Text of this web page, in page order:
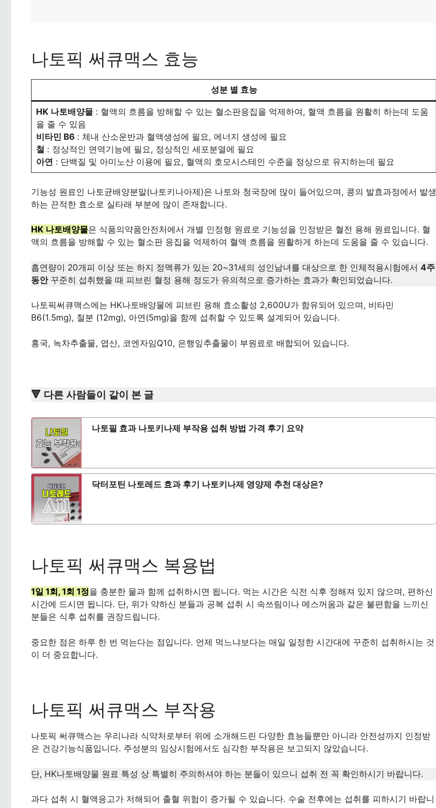
나토픽 써큐맥스 효능
성분 별 효능
HK 나토배양물: 혈액의 흐름을 방해할 수 있는 혈소판응집을 억제하여, 혈액 흐름을 원활히 하는데 도움
을 줄 수 있음
비타민 B6: 체내 산소운반과 혈액생성에 필요, 에너지 생성에 필요
철 : 정상적인 면역기능에 필요, 정상적인 세포분열에 필요
아연 : 단백질 및 아미노산 이용에 필요, 혈액의 호모시스테인 수준을 정상으로 유지하는데 필요
기능성 원료인 나토균배양분말(나토키나아제)은 나토와 청국장에 많이 들어있으며, 콩의 발효과정에서 발생
하는 끈적한 효소로 실타래 부분에 많이 존재합니다.
HK 나토배양물은 식품의약품안전처에서 개별 인정형 원료로 기능성을 인정받은 혈전 용해 원료입니다. 혈
액의 흐름을 방해할 수 있는 혈소판 응집을 억제하여 혈액 흐름을 원활하게 하는데 도움을 줄 수 있습니다.
흡연량이 20개피 이상 또는 하지 정맥류가 있는 20~31세의 성인남녀를 대상으로 한 인체적용시험에서 4주
동안꾸준히 섭취했을 때 피브린 혈정 용해 정도가 유의적으로 증가하는 효과가 확인되었습니다.
나토픽써큐맥스에는 HK나토배양물에 피브린 용해 효소활성 2,600U가 함유되어 있으며, 비타민
B6(1.5mg), 철분 (12mg), 아연(5mg)을 함께 섭취할 수 있도록 설계되어 있습니다.
홍국, 녹차추출물, 엽산, 코엔자임Q10, 은행잎추출물이 부원료로 배합되어 있습니다.
🔻 다른 사람들이 같이 본 글
나토필 효과 나토키나제 부작용 섭취 방법 가격 후기 요약
닥터포틴 나토레드 효과 후기 나토키나제 영양제 추천 대상은?
나토픽 써큐맥스 복용법
1일 1회, 1회 1정을 충분한 물과 함께 섭취하시면 됩니다. 먹는 시간은 식전 식후 정해져 있지 않으며, 편하신
시간에 드시면 됩니다. 단, 위가 약하신 분들과 공복 섭취 시 속쓰림이나 메스꺼움과 같은 불편함을 느끼신
분들은 식후 섭취를 권장드립니다.
중요한 점은 하루 한 번 먹는다는 점입니다. 언제 먹느냐보다는 매일 일정한 시간대에 꾸준히 섭취하시는 것
이 더 중요합니다.
나토픽 써큐맥스 부작용
나토픽 써큐맥스는 우리나라 식약처로부터 위에 소개해드린 다양한 효능들뿐만 아니라 안전성까지 인정받
은 건강기능식품입니다. 주성분의 임상시험에서도 심각한 부작용은 보고되지 않았습니다.
단, HK나토배양물 원료 특성 상 특별히 주의하셔야 하는 분들이 있으니 섭취 전 꼭 확인하시기 바랍니다.
과다 섭취 시 혈액응고가 저해되어 출혈 위험이 증가될 수 있습니다. 수술 전후에는 섭취를 피하시기 바랍니